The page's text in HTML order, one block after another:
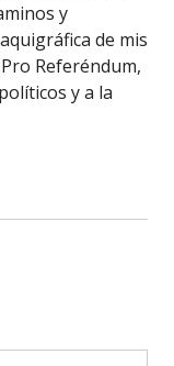
y
de mis
Referéndum,
y a la